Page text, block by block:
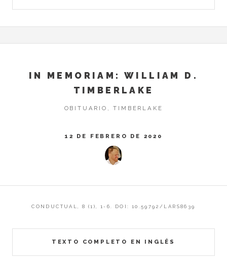
IN MEMORIAM: WILLIAM D.
TIMBERLAKE
OBITUARIO, TIMBERLAKE
12 DE FEBRERO DE 2020
TEXTO COMPLETO EN INGLÉS
CONDUCTUAL, 8 (1), 1-6. DOI: 10.59792/LARS8639